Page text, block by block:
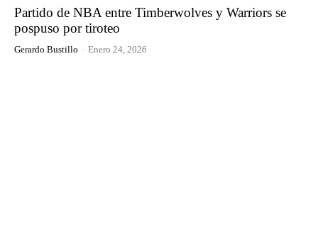
Partido de NBA entre Timberwolves y Warriors se
pospuso por tiroteo
Gerardo Bustillo - Enero 24, 2026